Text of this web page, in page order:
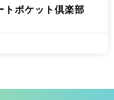
ポケット倶楽部